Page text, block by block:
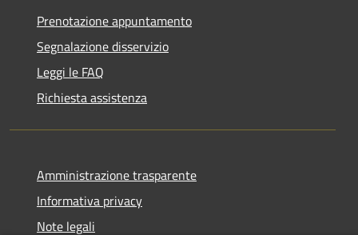
Prenotazione appuntamento
Segnalazione disservizio
Leggi le FAQ
Richiesta assistenza
Amministrazione trasparente
Informativa privacy
Note legali